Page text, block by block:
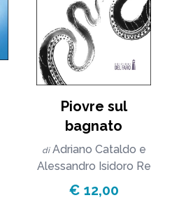
Piovre sul
bagnato
di Adriano Cataldo e
Alessandro Isidoro Re
€ 12,00